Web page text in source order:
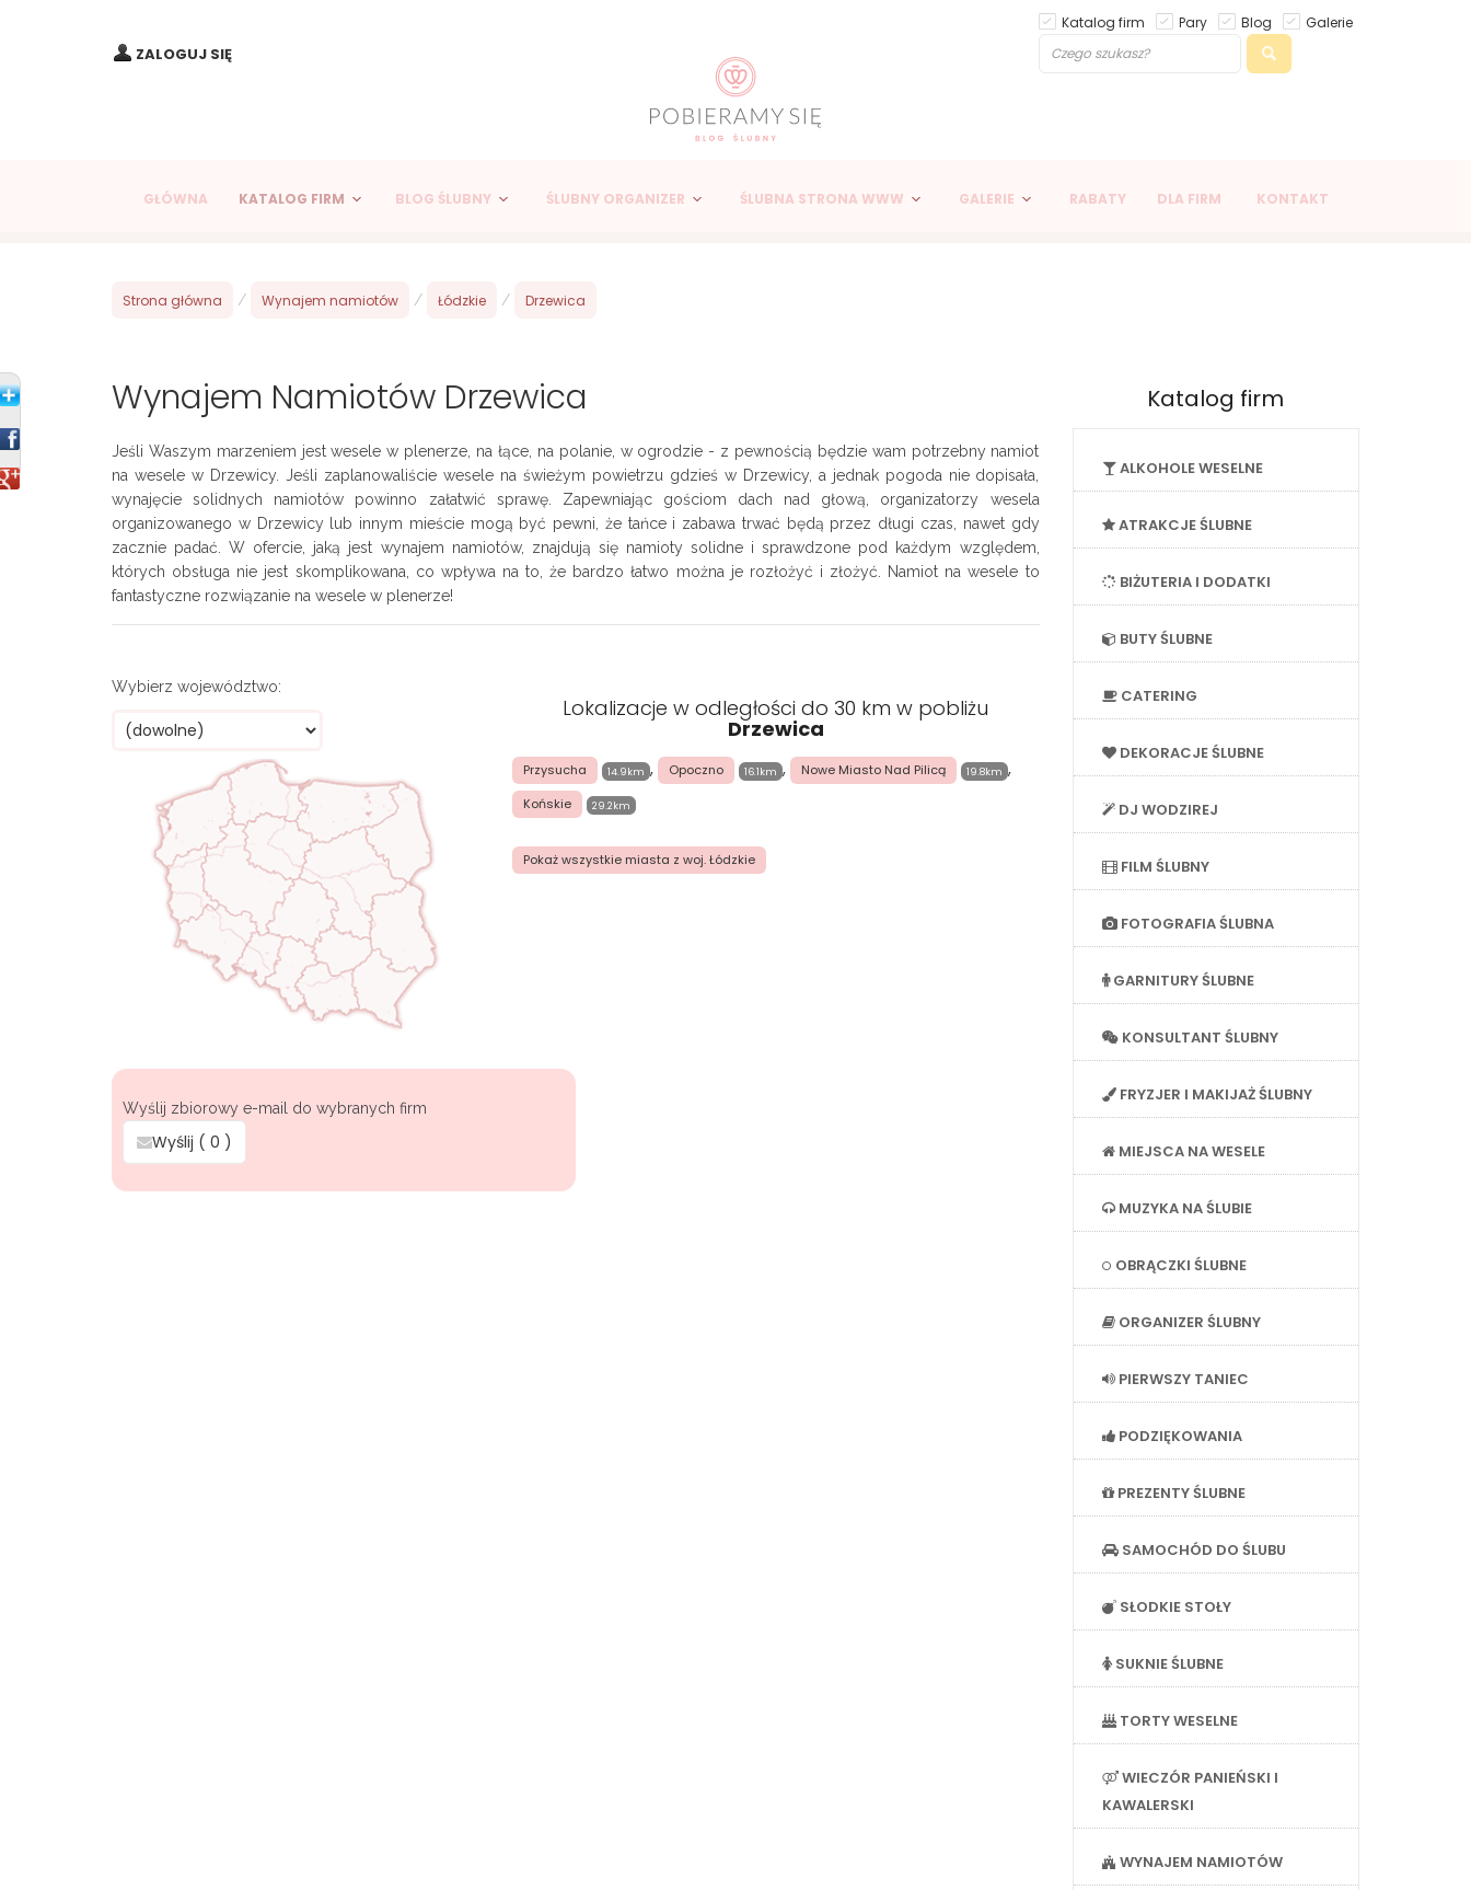
ZALOGUJ SIĘ
Katalog firm Pary Blog Galerie
GŁÓWNA KATALOG FIRM BLOG ŚLUBNY ŚLUBNY ORGANIZER ŚLUBNA STRONA WWW GALERIE RABATY DLA FIRM KONTAKT
Strona główna / Wynajem namiotów / Łódzkie / Drzewica
Wynajem Namiotów Drzewica
Jeśli Waszym marzeniem jest wesele w plenerze, na łące, na polanie, w ogrodzie - z pewnością będzie wam potrzebny namiot
na wesele w Drzewicy. Jeśli zaplanowaliście wesele na świeżym powietrzu gdzieś w Drzewicy, a jednak pogoda nie dopisała,
wynajęcie solidnych namiotów powinno załatwić sprawę. Zapewniając gościom dach nad głową, organizatorzy wesela
organizowanego w Drzewicy lub innym mieście mogą być pewni, że tańce i zabawa trwać będą przez długi czas, nawet gdy
zacznie padać. W ofercie, jaką jest wynajem namiotów, znajdują się namioty solidne i sprawdzone pod każdym względem,
których obsługa nie jest skomplikowana, co wpływa na to, że bardzo łatwo można je rozłożyć i złożyć. Namiot na wesele to
fantastyczne rozwiązanie na wesele w plenerze!
Wybierz województwo:
Lokalizacje w odległości do 30 km w pobliżu
Drzewica
Przysucha 14.9km , Opoczno 16.1km , Nowe Miasto Nad Pilicą 19.8km ,
Końskie 29.2km
Pokaż wszystkie miasta z woj. Łódzkie
Wyślij zbiorowy e-mail do wybranych firm
Wyślij ( 0 )
Katalog firm
ALKOHOLE WESELNE
ATRAKCJE ŚLUBNE
BIŻUTERIA I DODATKI
BUTY ŚLUBNE
CATERING
DEKORACJE ŚLUBNE
DJ WODZIREJ
FILM ŚLUBNY
FOTOGRAFIA ŚLUBNA
GARNITURY ŚLUBNE
KONSULTANT ŚLUBNY
FRYZJER I MAKIJAŻ ŚLUBNY
MIEJSCA NA WESELE
MUZYKA NA ŚLUBIE
OBRĄCZKI ŚLUBNE
ORGANIZER ŚLUBNY
PIERWSZY TANIEC
PODZIĘKOWANIA
PREZENTY ŚLUBNE
SAMOCHÓD DO ŚLUBU
SŁODKIE STOŁY
SUKNIE ŚLUBNE
TORTY WESELNE
WIECZÓR PANIEŃSKI I
KAWALERSKI
WYNAJEM NAMIOTÓW